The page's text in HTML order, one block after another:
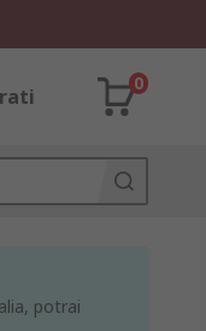
0
potrai